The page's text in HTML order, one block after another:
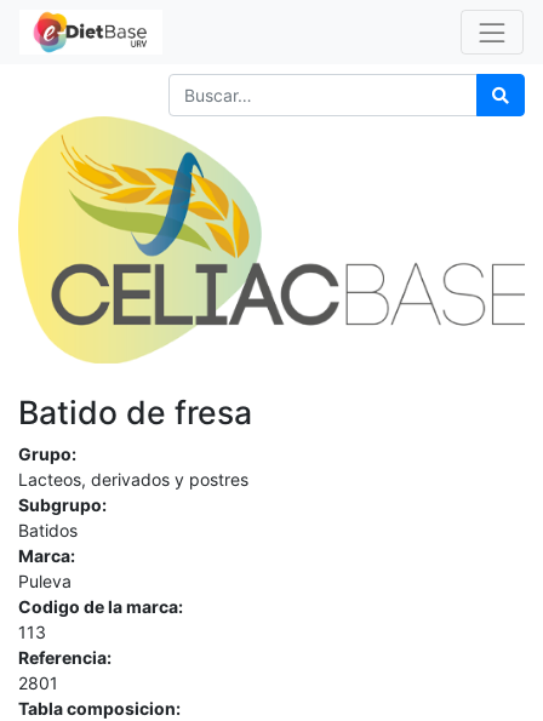
Batido de fresa
Grupo:
Lacteos, derivados y postres
Subgrupo:
Batidos
Marca:
Puleva
Codigo de la marca:
113
Referencia:
2801
Tabla composicion: